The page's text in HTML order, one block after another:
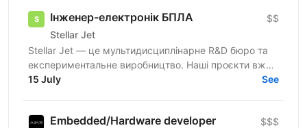
Інженер-електронік БПЛА
Stellar Jet
$$
Stellar Jet — це мультидисциплінарне R&D бюро та
експериментальне виробництво. Наші проєкти вже
довели свою ефективність, і ми продовжуємо
15 July See
Embedded/Hardware developer $$$